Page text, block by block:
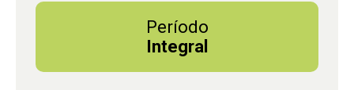
Período
Integral